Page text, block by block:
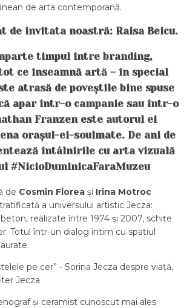
de arta contemporană.
de invitata noastră: Raisa Beicu.
timpul între branding,
ce înseamnă artă – în special
atrasă de poveștile bine spuse
apar într-o campanie sau într-o
Franzen este autorul ei
orașul-ei-soulmate. De ani de
întâlnirile cu arta vizuală
#NicioDuminicaFaraMuzeu
de Cosmin Florea și Irina Motroc
a universului artistic Jecza:
realizate între 1974 și 2007, schițe
Totul într-un dialog intim cu spațiul
și ceramist cunoscut mai ales